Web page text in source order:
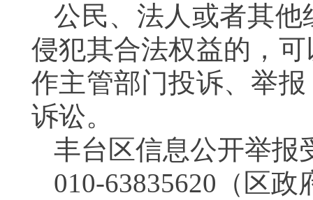
公民、法人或者其
侵犯其合法权益的，
作主管部门投诉、举
诉讼。
丰台区信息公开举
010-63835620（区